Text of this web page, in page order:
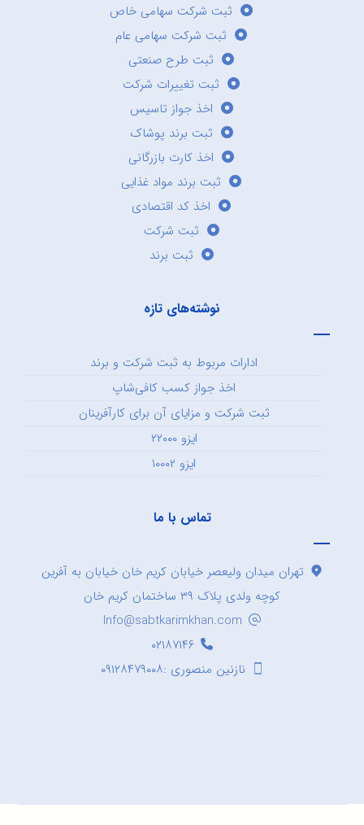
ثبت شرکت سهامی خاص
ثبت شرکت سهامی عام
ثبت طرح صنعتی
ثبت تغییرات شرکت
اخذ جواز تاسیس
ثبت برند پوشاک
اخذ کارت بازرگانی
ثبت برند مواد غذایی
اخذ کد اقتصادی
ثبت شرکت
ثبت برند
نوشته‌های تازه
ادارات مربوط به ثبت شرکت و برند
اخذ جواز کسب کافی‌شاپ
ثبت شرکت و مزایای آن برای کارآفرینان
ایزو ۲۲۰۰۰
ایزو ۱۰۰۰۲
تماس با ما
تهران میدان ولیعصر خیابان کریم خان خیابان به آفرین
کوچه ولدی پلاک ۳۹ ساختمان کریم خان
Info@sabtkarimkhan.com
۰۲۱۸۷۱۴۶
نازنین منصوری :۰۹۱۲۸۴۷۹۰۰۸